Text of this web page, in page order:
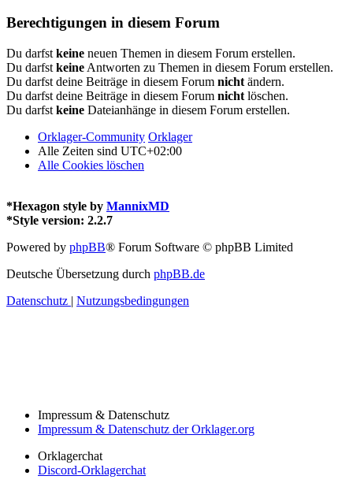
Berechtigungen in diesem Forum
Du darfst keine neuen Themen in diesem Forum erstellen.
Du darfst keine Antworten zu Themen in diesem Forum erstellen.
Du darfst deine Beiträge in diesem Forum nicht ändern.
Du darfst deine Beiträge in diesem Forum nicht löschen.
Du darfst keine Dateianhänge in diesem Forum erstellen.
Orklager-Community Orklager
Alle Zeiten sind UTC+02:00
Alle Cookies löschen
*Hexagon style by MannixMD
*Style version: 2.2.7
Powered by phpBB® Forum Software © phpBB Limited
Deutsche Übersetzung durch phpBB.de
Datenschutz | Nutzungsbedingungen
Impressum & Datenschutz
Impressum & Datenschutz der Orklager.org
Orklagerchat
Discord-Orklagerchat